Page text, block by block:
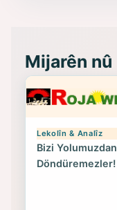
Mijarên nû
Lekolîn & Analîz
Bizi Yolumuzdan
Döndüremezler!